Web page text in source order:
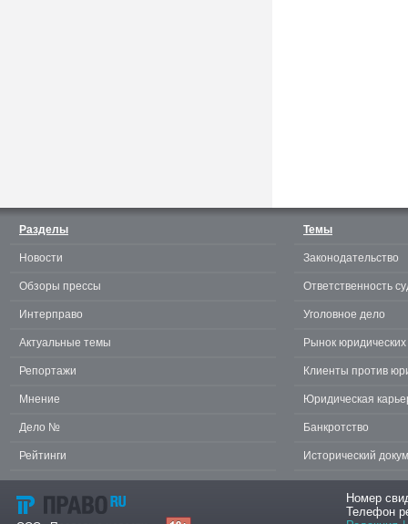
Разделы
Новости
Обзоры прессы
Интерправо
Актуальные темы
Репортажи
Мнение
Дело №
Рейтинги
Темы
Законодательство
Ответственность
Уголовное дело
Рынок юридических
Клиенты против
Юридическая
Банкротство
Исторический
Номер
Телефон